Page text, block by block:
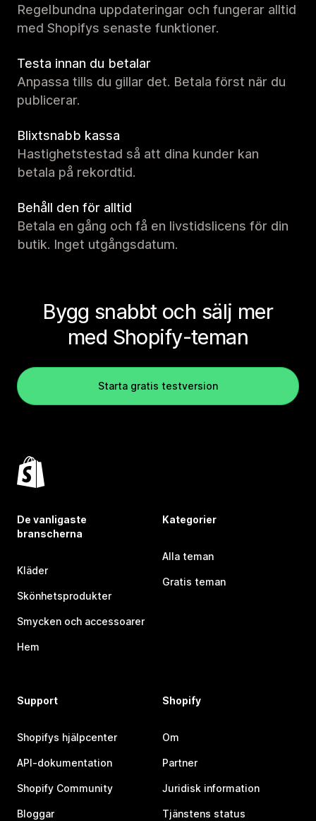
Regelbundna uppdateringar och fungerar alltid
med Shopifys senaste funktioner.
Testa innan du betalar
Anpassa tills du gillar det. Betala först när du
publicerar.
Blixtsnabb kassa
Hastighetstestad så att dina kunder kan
betala på rekordtid.
Behåll den för alltid
Betala en gång och få en livstidslicens för din
butik. Inget utgångsdatum.
Bygg snabbt och sälj mer
med Shopify-teman
Starta gratis testversion
De vanligaste
branscherna
Kläder
Skönhetsprodukter
Smycken och accessoarer
Hem
Kategorier
Alla teman
Gratis teman
Support
Shopifys hjälpcenter
API-dokumentation
Shopify Community
Bloggar
Shopify
Om
Partner
Juridisk information
Tjänstens status